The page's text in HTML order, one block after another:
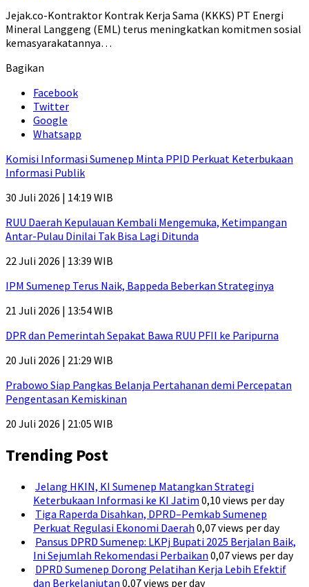
Jejak.co-Kontraktor Kontrak Kerja Sama (KKKS) PT Energi
Mineral Langgeng (EML) terus meningkatkan komitmen sosial
kemasyarakatannya…
Bagikan
Facebook
Twitter
Google
Whatsapp
Komisi Informasi Sumenep Minta PPID Perkuat Keterbukaan
Informasi Publik
30 Juli 2026 | 14:19 WIB
RUU Daerah Kepulauan Kembali Mengemuka, Ketimpangan
Antar-Pulau Dinilai Tak Bisa Lagi Ditunda
22 Juli 2026 | 13:39 WIB
IPM Sumenep Terus Naik, Bappeda Beberkan Strateginya
21 Juli 2026 | 13:54 WIB
DPR dan Pemerintah Sepakat Bawa RUU PFII ke Paripurna
20 Juli 2026 | 21:29 WIB
Prabowo Siap Pangkas Belanja Pertahanan demi Percepatan
Pengentasan Kemiskinan
20 Juli 2026 | 21:05 WIB
Trending Post
Jelang HKIN, KI Sumenep Matangkan Strategi
Keterbukaan Informasi ke KI Jatim 0,10 views per day
Tiga Raperda Disahkan, DPRD–Pemkab Sumenep
Perkuat Regulasi Ekonomi Daerah 0,07 views per day
Pansus DPRD Sumenep: LKPj Bupati 2025 Berjalan Baik,
Ini Sejumlah Rekomendasi Perbaikan 0,07 views per day
DPRD Sumenep Dorong Pelatihan Kerja Lebih Efektif
dan Berkelanjutan 0,07 views per day